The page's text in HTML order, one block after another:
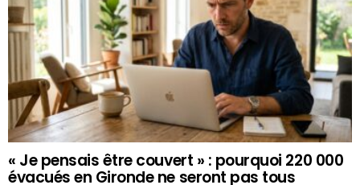
« Je pensais être couvert » : pourquoi 220 000
évacués en Gironde ne seront pas tous